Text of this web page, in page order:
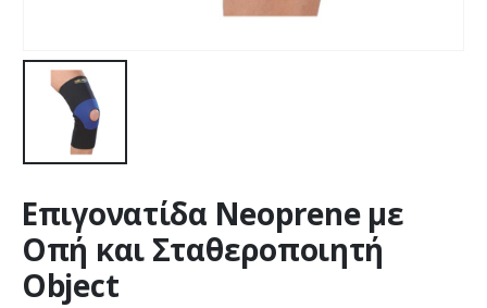
Επιγονατίδα Νeoprene με
Οπή και Σταθεροποιητή
Object